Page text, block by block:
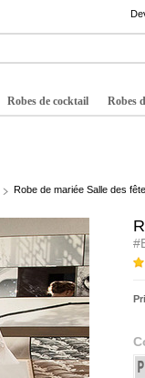
Robes de cocktail Robes
Robe de mariée Salle des